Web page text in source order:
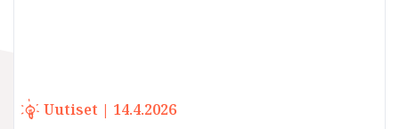
Uutiset | 14.4.2026